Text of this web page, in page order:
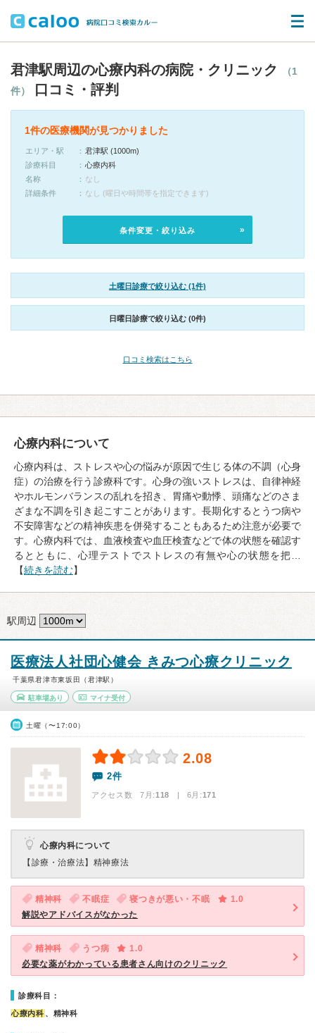
君津駅周辺の心療内科の病院・クリニック
（1
件）
口コミ・評判
1件の医療機関が見つかりました
エリア・駅
君津駅 (1000m)
診療科目
心療内科
名称
なし
詳細条件
なし (曜日や時間帯を指定できます)
条件変更・絞り込み
土曜日診療で絞り込む (1件)
日曜日診療で絞り込む (0件)
口コミ検索はこちら
心療内科について
心療内科は、ストレスや心の悩みが原因で生じる体の不調（心身
症）の治療を行う診療科です。心身の強いストレスは、自律神経
やホルモンバランスの乱れを招き、胃痛や動悸、頭痛などのさま
ざまな不調を引き起こすことがあります。長期化するとうつ病や
不安障害などの精神疾患を併発することもあるため注意が必要で
す。心療内科では、血液検査や血圧検査などで体の状態を確認す
るとともに、心理テストでストレスの有無や心の状態を把…
【続きを読む】
駅周辺
医療法人社団心健会 きみつ心療クリニック
千葉県君津市東坂田（君津駅）
駐車場あり マイナ受付
土曜（〜17:00）
2.08
2件
アクセス数 7月:118 | 6月:171
心療内科について
【診療・治療法】 精神療法
精神科 不眠症 寝つきが悪い・不眠
1.0
解説やアドバイスがなかった
精神科 うつ病
1.0
必要な薬がわかっている患者さん向けのクリニック
診療科目：
心療内科 、精神科